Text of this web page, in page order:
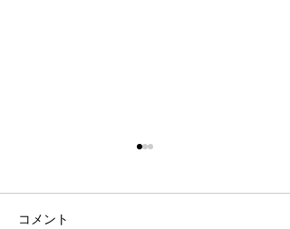
コメント